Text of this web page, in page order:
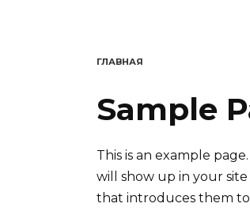
ГЛАВНАЯ
Sample
This is an example
will show up in your
that introduces them to